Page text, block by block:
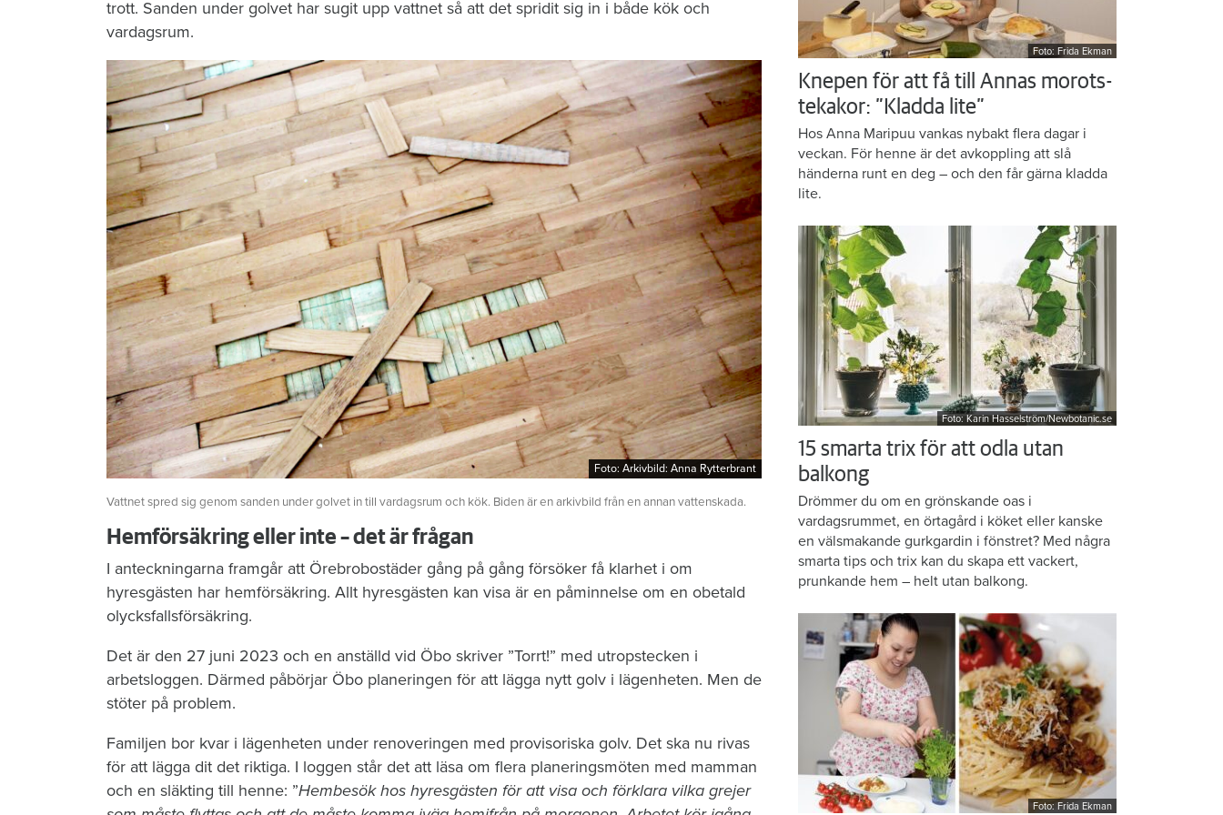
trott. Sanden under golvet har sugit upp vattnet så att det spridit sig in i både kök och
vardagsrum.
Foto: Arkivbild: Anna Rytterbrant
Foto: Arkivbild: Anna Rytterbrant
Vattnet spred sig genom sanden under golvet in till vardagsrum och kök. Biden är en arkivbild från en annan vattenskada.
Hemförsäkring eller inte – det är frågan
I anteckningarna framgår att Örebrobostäder gång på gång försöker få klarhet i om
hyresgästen har hemförsäkring. Allt hyresgästen kan visa är en påminnelse om en obetald
olycksfallsförsäkring.
Det är den 27 juni 2023 och en anställd vid Öbo skriver ”Torrt!” med utropstecken i
arbetsloggen. Därmed påbörjar Öbo planeringen för att lägga nytt golv i lägenheten. Men de
stöter på problem.
Familjen bor kvar i lägenheten under renoveringen med provisoriska golv. Det ska nu rivas
för att lägga dit det riktiga. I loggen står det att läsa om flera planeringsmöten med mamman
och en släkting till henne: ”Hembesök hos hyresgästen för att visa och förklara vilka grejer
Foto: Frida Ekman
Knepen för att få till Annas morots-
tekakor: ”Kladda lite”
Hos Anna Maripuu vankas nybakt flera dagar i
veckan. För henne är det avkoppling att slå
händerna runt en deg – och den får gärna kladda
lite.
Foto: Karin Hasselström/Newbotanic.se
15 smarta trix för att odla utan
balkong
Drömmer du om en grönskande oas i
vardagsrummet, en örtagård i köket eller kanske
en välsmakande gurkgardin i fönstret? Med några
smarta tips och trix kan du skapa ett vackert,
prunkande hem – helt utan balkong.
Foto: Frida Ekman